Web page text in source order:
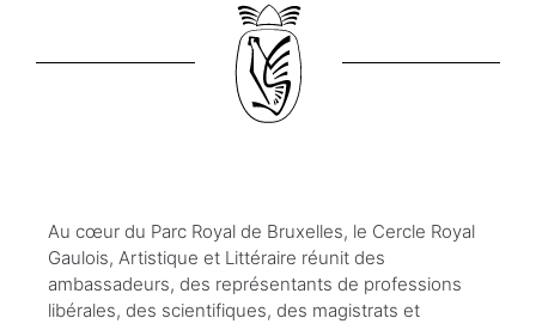
Au cœur du Parc Royal de Bruxelles, le Cercle Royal
Gaulois, Artistique et Littéraire réunit des
ambassadeurs, des représentants de professions
libérales, des scientifiques, des magistrats et